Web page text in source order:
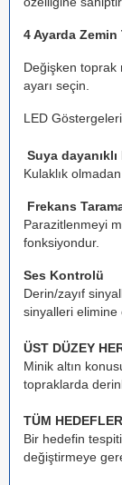
4 Ayarda Zemin
Değişken toprak
ayarı seçin.
LED
Suya
Kulaklık
Frekans
Parazitlenmeyi
fonksiyondur.
Ses Kontrolü
Derin/zayıf
sinyalleri elimine
ÜST DÜZEY
Minik altın
topraklarda
TÜM
Bir hedefin
değiştirmeye